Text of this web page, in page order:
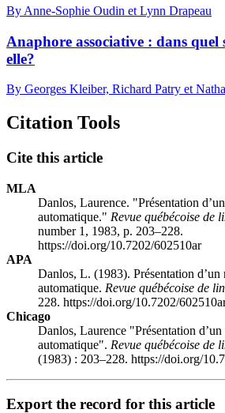
By Anne-Sophie Oudin et Lynn Drapeau
Anaphore associative : dans quel
elle?
By Georges Kleiber, Richard Patry et
Citation Tools
Cite this article
MLA
Danlos, Laurence. "Présentation
automatique." Revue québécoise de
number 1, 1983, p. 203–228.
https://doi.org/10.7202/602510ar
APA
Danlos, L. (1983). Présentation d’un
automatique. Revue québécoise de
228. https://doi.org/10.7202/
Chicago
Danlos, Laurence "Présentation
automatique". Revue québécoise de
(1983) : 203–228. https://doi.org/
Export the record for this article